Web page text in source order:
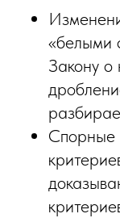
«белыми
Закону о
Спорные